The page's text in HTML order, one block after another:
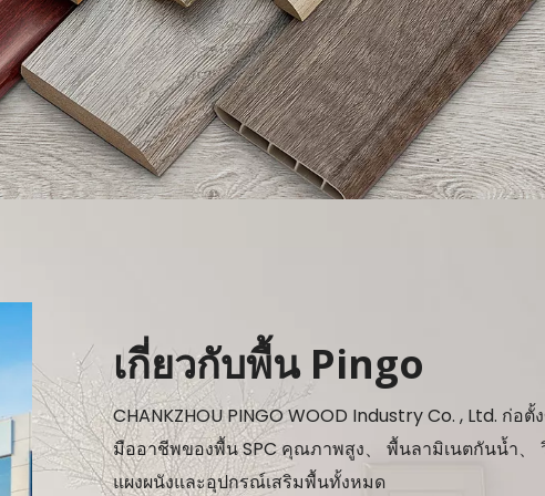
เกี่ยวกับพื้น Pingo
CHANKZHOU PINGO WOOD Industry Co. , Ltd. ก่อ
มืออาชีพของพื้น SPC คุณภาพสูง、 พื้นลามิเนตกันน้ำ、
แผงผนังและอุปกรณ์เสริมพื้นทั้งหมด